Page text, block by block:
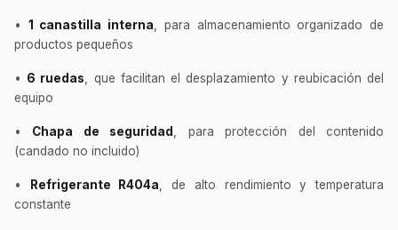
• 1 canastilla interna, para almacenamiento organizado de
productos pequeños
• 6 ruedas, que facilitan el desplazamiento y reubicación del
equipo
• Chapa de seguridad , para protección del contenido
(candado no incluido)
• Refrigerante R404a, de alto rendimiento y temperatura
constante